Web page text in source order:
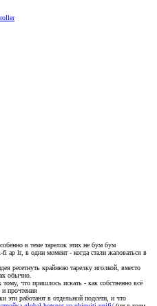
в теме тарелок этих не бум бум
ap lr, в один момент - когда стали жаловаться в
ресетнуть крайнюю тарелку иголкой, вместо
обычно.
что пришлось искать - как собственно всё
и прочтения
эти работают в отдельной подсети, и что